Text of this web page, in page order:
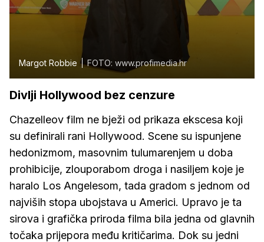
Margot Robbie FOTO: www.profimedia.hr
Divlji Hollywood bez cenzure
Chazelleov film ne bježi od prikaza ekscesa koji
su definirali rani Hollywood. Scene su ispunjene
hedonizmom, masovnim tulumarenjem u doba
prohibicije, zlouporabom droga i nasiljem koje je
haralo Los Angelesom, tada gradom s jednom od
najviših stopa ubojstava u Americi. Upravo je ta
sirova i grafička priroda filma bila jedna od glavnih
točaka prijepora među kritičarima. Dok su jedni